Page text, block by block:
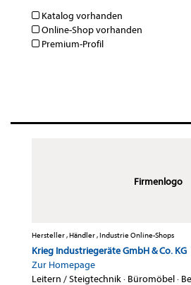
Katalog vorhanden
Online-Shop vorhanden
Premium-Profil
Firmenlogo
Hersteller , Händler , Industrie Online-Shops
Krieg Industriegeräte GmbH & Co. KG
Zur Homepage
Leitern / Steigtechnik· Büromöbel·